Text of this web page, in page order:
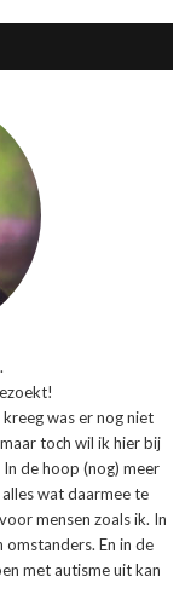
was er nog niet
toch wil ik hier bij
In de hoop (nog) meer
wat daarmee te
mensen zoals ik. In
En in de
met autisme uit kan